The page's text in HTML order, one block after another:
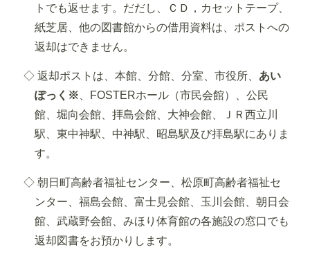
トでも返せます。だだし、ＣＤ，カセットテープ、
紙芝居、他の図書館からの借用資料は、ポストへの
返却はできません。
◇ 返却ポストは、本館、分館、分室、市役所、 あい
ぽっく※ 、FOSTERホール（市民会館）、公民
館、堀向会館、拝島会館、大神会館、ＪＲ西立川
駅、東中神駅、中神駅、昭島駅及び拝島駅にありま
す。
◇ 朝日町高齢者福祉センター、松原町高齢者福祉セ
ンター、福島会館、富士見会館、玉川会館、朝日会
館、武蔵野会館、みほり体育館の各施設の窓口でも
返却図書をお預かりします。